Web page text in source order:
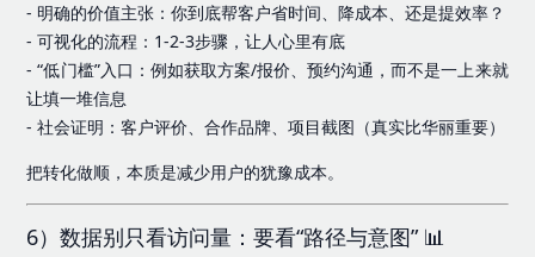
- 明确的价值主张：你到底帮客户省时间、降成本、还是提效率？
- 可视化的流程：1-2-3步骤，让人心里有底
- “低门槛”入口：例如获取方案/报价、预约沟通，而不是一上来就
让填一堆信息
- 社会证明：客户评价、合作品牌、项目截图（真实比华丽重要）
把转化做顺，本质是减少用户的犹豫成本。
6）数据别只看访问量：要看“路径与意图” 📊